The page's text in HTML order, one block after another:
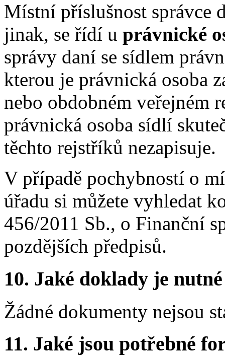
Místní příslušnost správce
jinak, se řídí u právnické
správy daní se sídlem
kterou je právnická osoba
nebo obdobném veřejném
právnická osoba sídlí
těchto rejstříků nezapisuje.
V případě pochybností o
úřadu si můžete vyhledat
456/2011 Sb., o Finanční
pozdějších předpisů.
10. Jaké doklady je
Žádné dokumenty nejsou
11. Jaké jsou potřebné